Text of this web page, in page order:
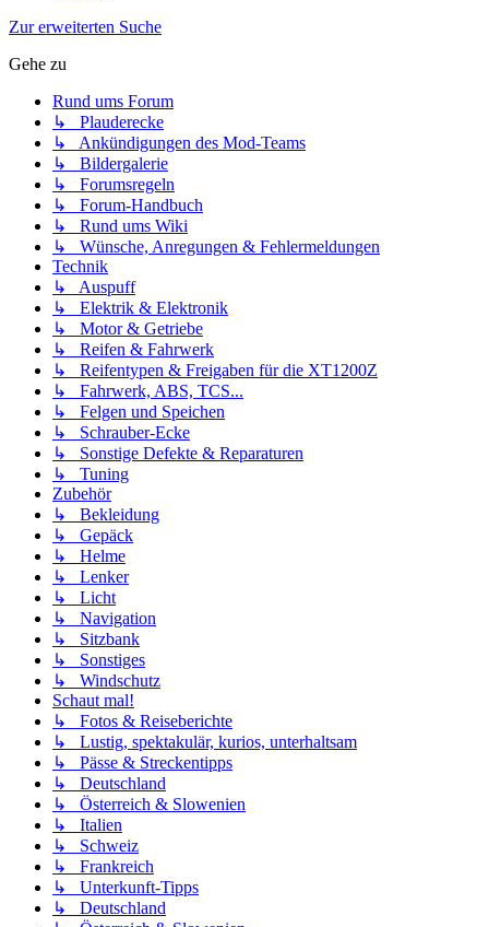
Zur erweiterten Suche
Gehe zu
Rund ums Forum
↳ Plauderecke
↳ Ankündigungen des Mod-Teams
↳ Bildergalerie
↳ Forumsregeln
↳ Forum-Handbuch
↳ Rund ums Wiki
↳ Wünsche, Anregungen & Fehlermeldungen
Technik
↳ Auspuff
↳ Elektrik & Elektronik
↳ Motor & Getriebe
↳ Reifen & Fahrwerk
↳ Reifentypen & Freigaben für die XT1200Z
↳ Fahrwerk, ABS, TCS...
↳ Felgen und Speichen
↳ Schrauber-Ecke
↳ Sonstige Defekte & Reparaturen
↳ Tuning
Zubehör
↳ Bekleidung
↳ Gepäck
↳ Helme
↳ Lenker
↳ Licht
↳ Navigation
↳ Sitzbank
↳ Sonstiges
↳ Windschutz
Schaut mal!
↳ Fotos & Reiseberichte
↳ Lustig, spektakulär, kurios, unterhaltsam
↳ Pässe & Streckentipps
↳ Deutschland
↳ Österreich & Slowenien
↳ Italien
↳ Schweiz
↳ Frankreich
↳ Unterkunft-Tipps
↳ Deutschland